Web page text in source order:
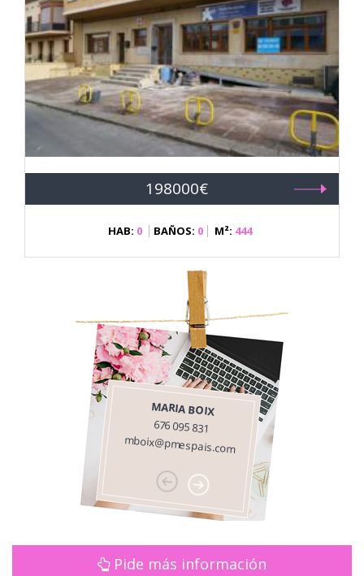
198000€
HAB: 0 BAÑOS: 0 M²: 444
MARIA BOIX
676 095 831
mboix@pmespais.com
Pide más información